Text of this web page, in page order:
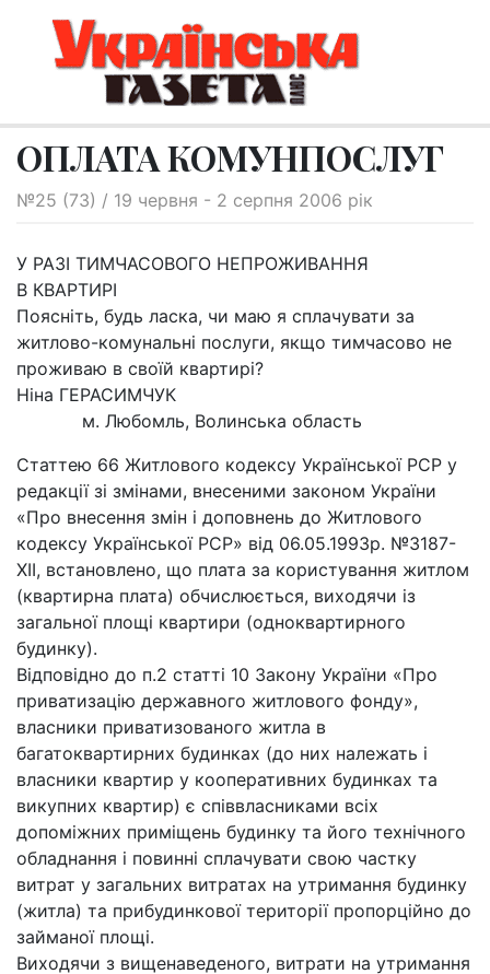
ОПЛАТА КОМУНПОСЛУГ
№25 (73) / 19 червня - 2 серпня 2006 рік
У РАЗІ ТИМЧАСОВОГО НЕПРОЖИВАННЯ
В КВАРТИРІ
Поясніть, будь ласка, чи маю я сплачувати за
житлово-комунальні послуги, якщо тимчасово не
проживаю в своїй квартирі?
Ніна ГЕРАСИМЧУК
м. Любомль, Волинська область
Статтею 66 Житлового кодексу Української РСР у
редакції зі змінами, внесеними законом України
«Про внесення змін і доповнень до Житлового
кодексу Української РСР» від 06.05.1993р. №3187-
ХІІ, встановлено, що плата за користування житлом
(квартирна плата) обчислюється, виходячи із
загальної площі квартири (одноквартирного
будинку).
Відповідно до п.2 статті 10 Закону України «Про
приватизацію державного житлового фонду»,
власники приватизованого житла в
багатоквартирних будинках (до них належать і
власники квартир у кооперативних будинках та
викупних квартир) є співвласниками всіх
допоміжних приміщень будинку та його технічного
обладнання і повинні сплачувати свою частку
витрат у загальних витратах на утримання будинку
(житла) та прибудинкової території пропорційно до
займаної площі.
Виходячи з вищенаведеного, витрати на утримання